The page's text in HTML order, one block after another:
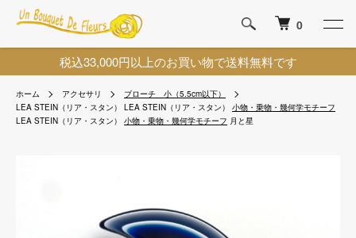
税込33,000円以上のお買い物で送料無料です
0
ホーム アクセサリ
ブローチ 小（5.5cm以下）
LEA STEIN（リア・スタン）
LEA STEIN（リア・スタン）
小物・乗物・幾何学モチーフ
LEA STEIN（リア・スタン）
小物・乗物・幾何学モチーフ 月と星